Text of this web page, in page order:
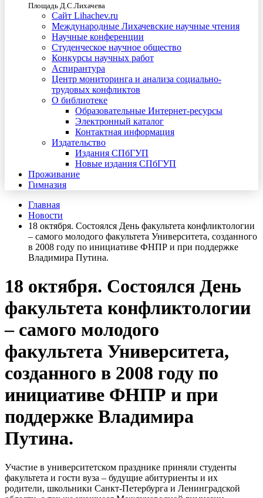
Площадь Д.С.Лихачева
Сайт Lihachev.ru
Международные Лихачевские научные чтения
Научные конференции
Студенческое научное общество
Конкурсы научных работ
Аспирантура
Центр мониторинга и анализа социально-
трудовых конфликтов
О библиотеке
Образовательные Интернет-ресурсы
Электронный каталог
Контактная информация
Издательство
Издания СПбГУП
Новые издания СПбГУП
Проживание
Гимназия
Главная
Новости
18 октября. Состоялся День факультета конфликтологии
– самого молодого факультета Университета, созданного
в 2008 году по инициативе ФНПР и при поддержке
Владимира Путина.
18 октября. Состоялся День
факультета конфликтологии
– самого молодого
факультета Университета,
созданного в 2008 году по
инициативе ФНПР и при
поддержке Владимира
Путина.
Участие в университетском празднике приняли студенты
факультета и гости вуза – будущие абитуриенты и их
родители, школьники Санкт-Петербурга и Ленинградской